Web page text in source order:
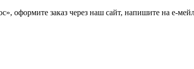
оформите заказ через наш сайт, напишите на е-